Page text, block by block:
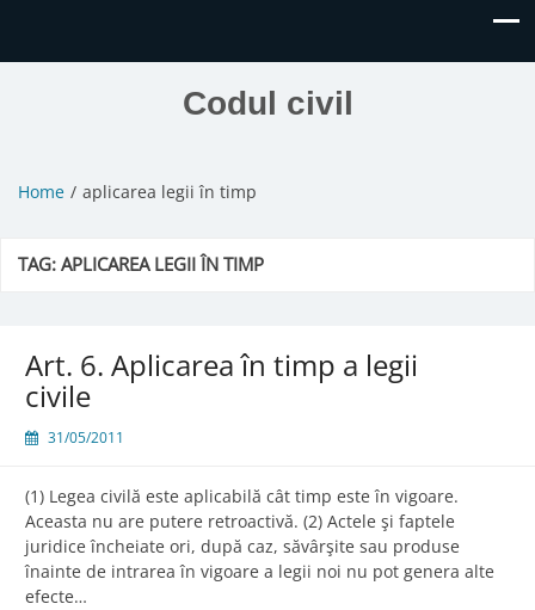
Codul civil
Home aplicarea legii în timp
TAG:APLICAREA LEGII ÎN TIMP
Art. 6. Aplicarea în timp a legii
civile
31/05/2011
(1) Legea civilă este aplicabilă cât timp este în vigoare.
Aceasta nu are putere retroactivă. (2) Actele şi faptele
juridice încheiate ori, după caz, săvârşite sau produse
înainte de intrarea în vigoare a legii noi nu pot genera alte
efecte…